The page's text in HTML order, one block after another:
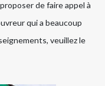
de faire appel à
qui a beaucoup
veuillez le